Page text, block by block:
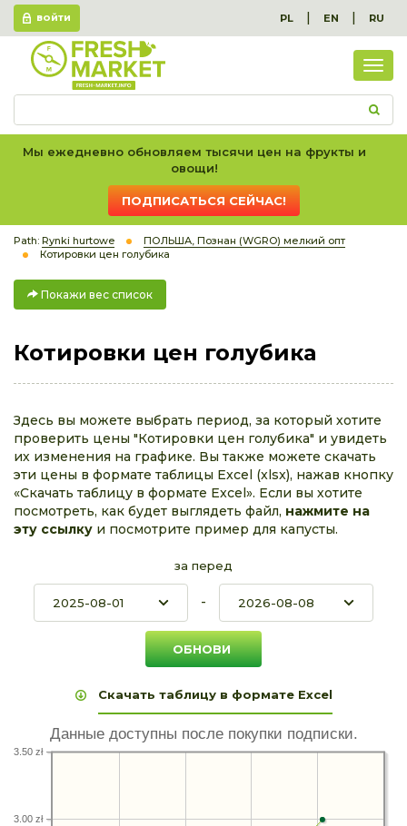
ВОЙТИ PL | EN | RU
вес
Мы ежедневно обновляем тысячи цен на фрукты и
овощи!
ПОДПИСАТЬСЯ СЕЙЧАС!
Path: Rynki hurtowe
ПОЛЬША, Познан (WGRO) мелкий опт
Котировки цен голубика
Покажи вес список
Котировки цен голубика
Здесь вы можете выбрать период, за который хотите
проверить цены "Котировки цен голубика" и увидеть
их изменения на графике. Вы также можете скачать
эти цены в формате таблицы Excel (xlsx), нажав кнопку
«Скачать таблицу в формате Excel». Если вы хотите
посмотреть, как будет выглядеть файл, нажмите на
эту ссылку и посмотрите пример для капусты.
за перед
-
Скачать таблицу в формате Excel
Данные доступны после покупки подписки.
3.00 zł
3.50 zł